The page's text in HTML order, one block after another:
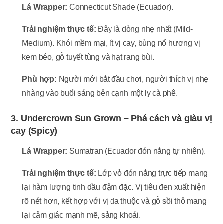
Lá Wrapper: Connecticut Shade (Ecuador).
Trải nghiệm thực tế: Đây là dòng nhẹ nhất (Mild-
Medium). Khói mềm mại, ít vị cay, bùng nổ hương vị
kem béo, gỗ tuyết tùng và hạt rang bùi.
Phù hợp: Người mới bắt đầu chơi, người thích vị nhẹ
nhàng vào buổi sáng bên cạnh một ly cà phê.
3. Undercrown Sun Grown – Phá cách và giàu vị
cay (Spicy)
Lá Wrapper: Sumatran (Ecuador đón nắng tự nhiên).
Trải nghiệm thực tế: Lớp vỏ đón nắng trực tiếp mang
lại hàm lượng tinh dầu đậm đặc. Vị tiêu đen xuất hiện
rõ nét hơn, kết hợp với vị da thuộc và gỗ sồi thô mang
lại cảm giác mạnh mẽ, sảng khoái.